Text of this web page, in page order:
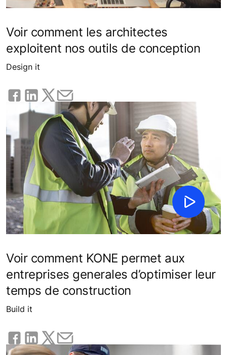
Voir comment les architectes
exploitent nos outils de conception
Design it
Voir comment KONE permet aux
entreprises generales d’optimiser leur
temps de construction
Build it